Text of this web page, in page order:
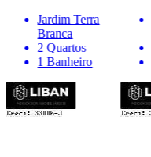
Jardim Terra
Branca
2 Quartos
1 Banheiro